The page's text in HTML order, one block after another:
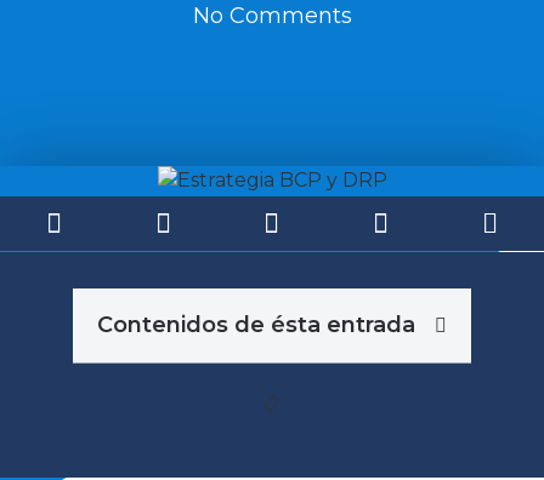
No Comments
Contenidos de ésta entrada